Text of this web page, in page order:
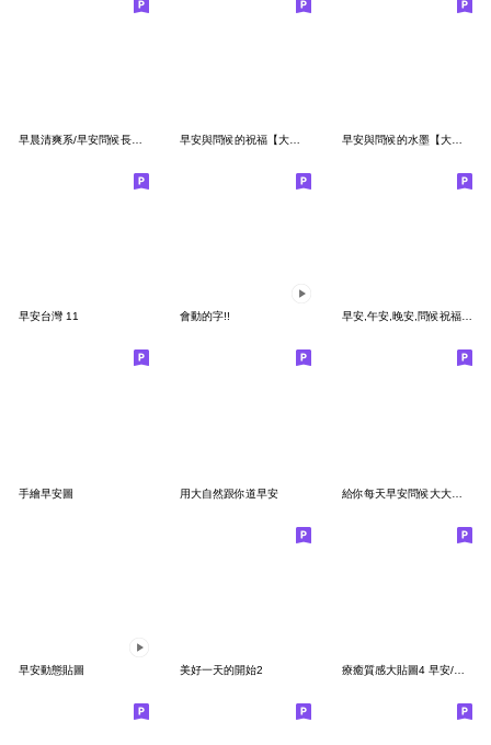
早安與問候的水墨【大貼圖】
早安台灣 11 會動的字!! 早安,午安,晚安,問候祝福語♡超實用
手繪早安圖 用大自然跟你道早安 給你每天早安問候大大大貼圖
早安動態貼圖 美好一天的開始2 療癒質感大貼圖4 早安/午安/晚安/日安/插畫